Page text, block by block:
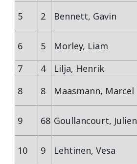
5 2 Bennett, Gavin
6 5 Morley, Liam
7
4 Lilja, Henrik
8
8 Maasmann, Marcel
9 68 Goullancourt, Julien
10 9 Lehtinen, Vesa
2009
2007
2006
2004
2005
NOGARO
PAU ARNOS
PAUL RICARD
Vidéos/Youtube